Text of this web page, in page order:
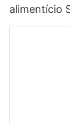
alimentício
para